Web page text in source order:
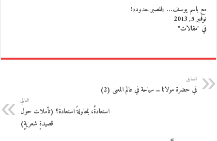
مع باسم يوسف… «للصبر حدود»!
نوفمبر 5, 2013
في "مقالات"
السابق
في حضرة مولانا .. سياحة في عالم المعنى (2)
التالي
استعادةٌ، بمحاولةُ استعادة؟ (تأملات حول
قصيدةٍ شعريةٍ)